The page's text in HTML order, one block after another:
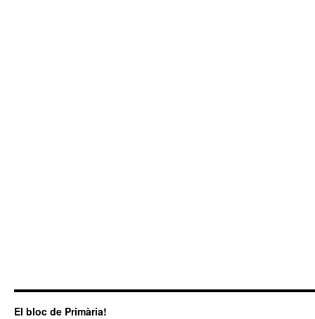
El bloc de Primària!